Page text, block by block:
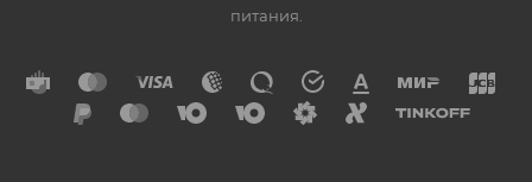
питания.